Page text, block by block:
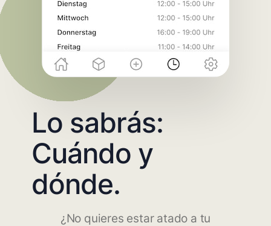
Lo sabrás:
Cuándo y
dónde.
¿No quieres estar atado a tu